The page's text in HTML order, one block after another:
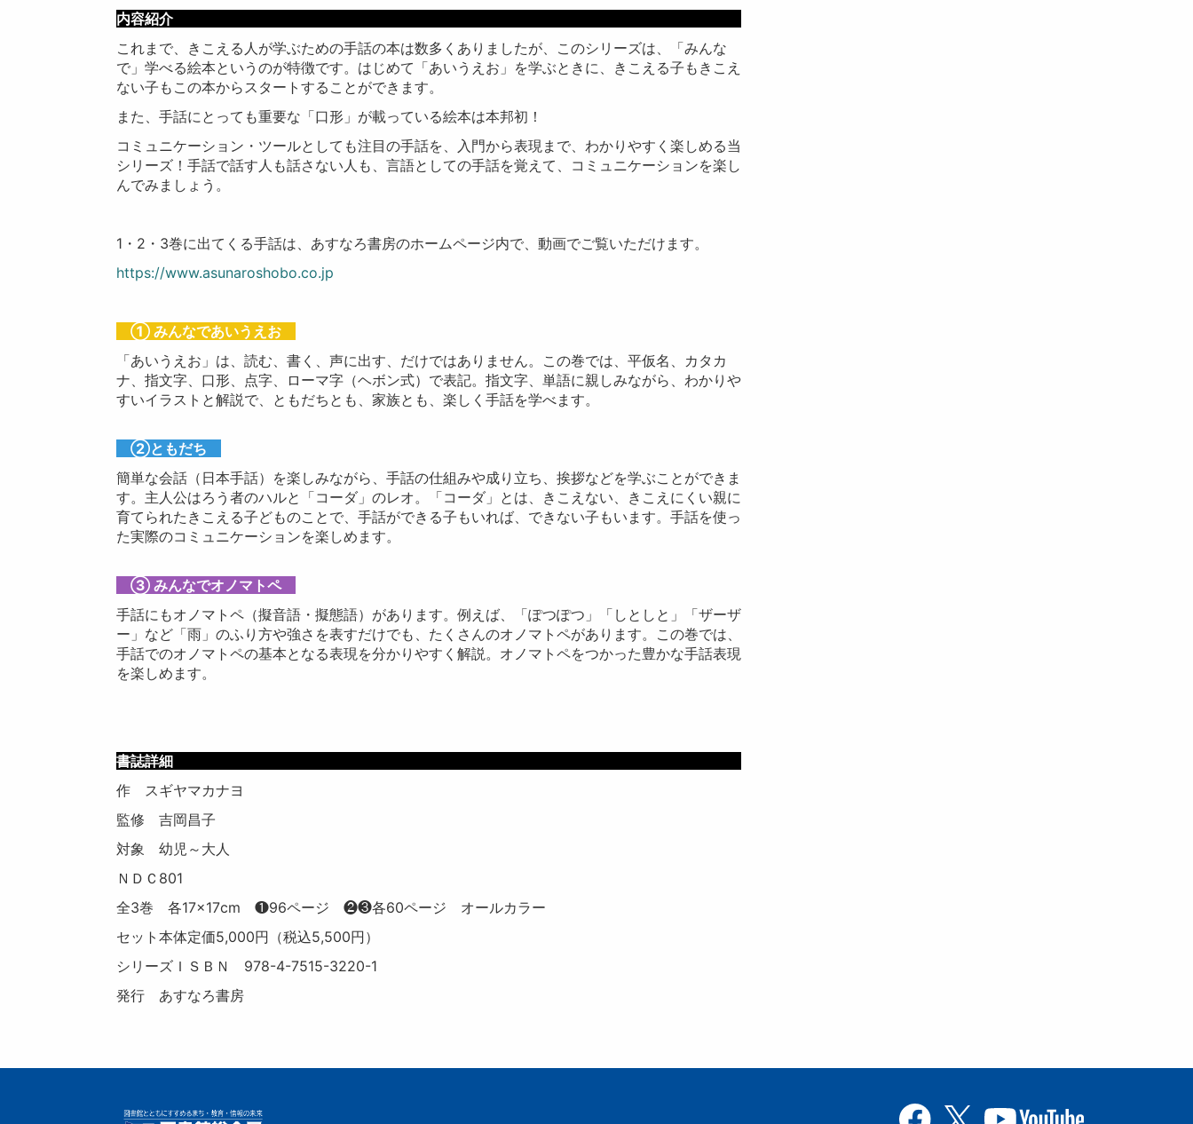
内容紹介
これまで、きこえる人が学ぶための手話の本は数多くありましたが、このシリーズは、「みんな
で」学べる絵本というのが特徴です。はじめて「あいうえお」を学ぶときに、きこえる子もきこえ
ない子もこの本からスタートすることができます。
また、手話にとっても重要な「口形」が載っている絵本は本邦初！
コミュニケーション・ツールとしても注目の手話を、入門から表現まで、わかりやすく楽しめる当
シリーズ！手話で話す人も話さない人も、言語としての手話を覚えて、コミュニケーションを楽し
んでみましょう。
1・2・3巻に出てくる手話は、あすなろ書房のホームページ内で、動画でご覧いただけます。
https://www.asunaroshobo.co.jp
① みんなであいうえお
「あいうえお」は、読む、書く、声に出す、だけではありません。この巻では、平仮名、カタカ
ナ、指文字、口形、点字、ローマ字（ヘボン式）で表記。指文字、単語に親しみながら、わかりや
すいイラストと解説で、ともだちとも、家族とも、楽しく手話を学べます。
②ともだち
簡単な会話（日本手話）を楽しみながら、手話の仕組みや成り立ち、挨拶などを学ぶことができま
す。主人公はろう者のハルと「コーダ」のレオ。「コーダ」とは、きこえない、きこえにくい親に
育てられたきこえる子どものことで、手話ができる子もいれば、できない子もいます。手話を使っ
た実際のコミュニケーションを楽しめます。
③ みんなでオノマトペ
手話にもオノマトペ（擬音語・擬態語）があります。例えば、「ぽつぽつ」「しとしと」「ザーザ
ー」など「雨」のふり方や強さを表すだけでも、たくさんのオノマトペがあります。この巻では、
手話でのオノマトペの基本となる表現を分かりやすく解説。オノマトペをつかった豊かな手話表現
を楽しめます。
書誌詳細
作 スギヤマカナヨ
監修 吉岡昌子
対象 幼児～大人
ＮＤＣ801
全3巻 各17×17cm ❶96ページ ❷❸各60ページ オールカラー
セット本体定価5,000円（税込5,500円）
シリーズＩＳＢＮ 978-4-7515-3220-1
発行 あすなろ書房